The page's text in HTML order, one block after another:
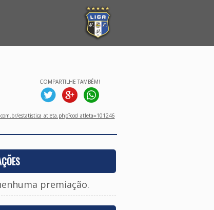
COMPARTILHE TAMBÉM!
estatistica_atleta.php?cod_atleta=101246
premiação.